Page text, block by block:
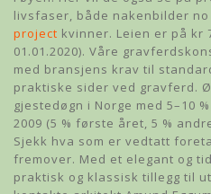
livsfaser, både nakenbilder
project kvinner. Leien er på kr
01.01.2020). Våre
med bransjens krav til
praktiske sider ved gravferd.
gjestedøgn i Norge med 5–10
2009 (5 % første året, 5 %
Sjekk hva som er vedtatt
fremover. Med et elegant og
praktisk og klassisk tillegg til